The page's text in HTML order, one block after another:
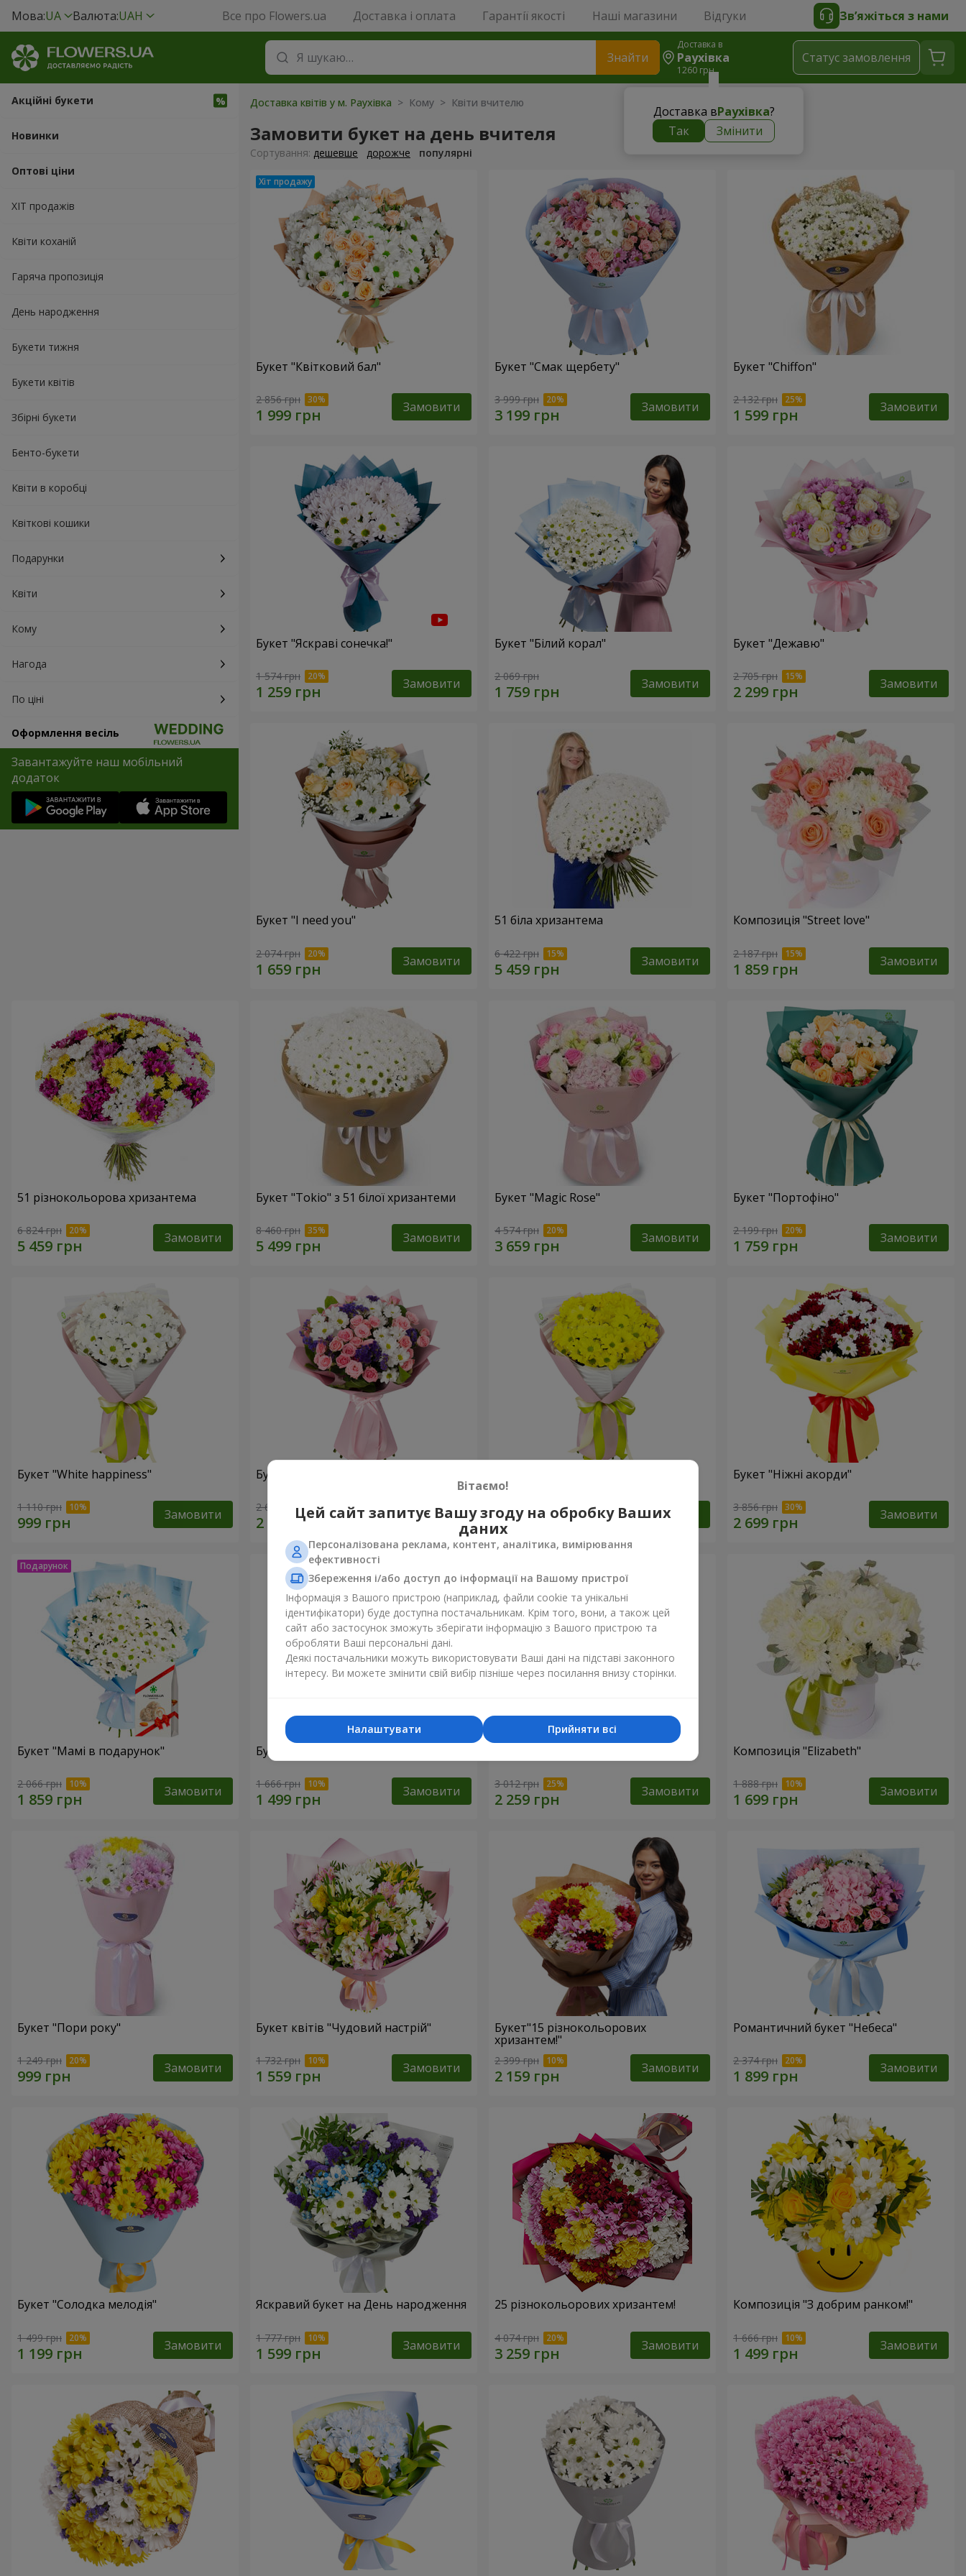
Мова:UA Валюта:UAH Все про Flowers.ua Доставка і оплата Гарантії якості Наші магазини Відгуки Зв’яжіться з нами
Знайти
Доставка в
Раухівка
1260 грн
Доставка вРаухівка?
Так
Змінити
Статус замовлення
Акційні букети
Новинки
Оптові ціни
ХІТ продажів
Квіти коханій
Гаряча пропозиція
День народження
Букети тижня
Букети квітів
Збірні букети
Бенто-букети
Квіти в коробці
Квіткові кошики
Подарунки
Квіти
Кому
Нагода
По ціні
Оформлення весіль
Завантажуйте наш мобільний
додаток
Доставка квітів у м. Раухівка > Кому > Квіти вчителю
Замовити букет на день вчителя
Сортування: дешевше дорожче популярні
Букет "Квітковий бал"
2 856 грн Замовити
Букет "Смак щербету"
3 999 грн Замовити
Букет "Chiffon"
2 132 грн Замовити
Букет "Яскраві сонечка!"
1 574 грн Замовити
Букет "Білий корал"
2 069 грн Замовити
Букет "Дежавю"
2 705 грн Замовити
Букет "I need you"
2 074 грн Замовити
51 біла хризантема
6 422 грн Замовити
Композиція "Street love"
2 187 грн Замовити
51 різнокольорова хризантема
6 824 грн Замовити
Букет "Tokio" з 51 білої хризантеми
8 460 грн Замовити
Букет "Magic Rose"
4 574 грн Замовити
Букет "Портофіно"
2 199 грн Замовити
Букет "White happiness"
1 110 грн Замовити
Букет "Ти прекрасна!"
2 666 грн Замовити 1 175 грн Замовити
Букет "Ніжні акорди"
3 856 грн Замовити
Букет "Мамі в подарунок"
2 066 грн Замовити
Букет "Сонечко моє"
1 666 грн Замовити 3 012 грн Замовити
Композиція "Elizabeth"
1 888 грн Замовити
Букет "Пори року"
1 249 грн Замовити
Букет квітів "Чудовий настрій"
1 732 грн Замовити
Букет"15 різнокольорових
хризантем!"
2 399 грн Замовити
Романтичний букет "Небеса"
2 374 грн Замовити
Букет "Солодка мелодія"
1 499 грн Замовити
Яскравий букет на День народження
1 777 грн Замовити
25 різнокольорових хризантем!
4 074 грн Замовити
Композиція "З добрим ранком!"
1 666 грн Замовити
Вітаємо!
Цей сайт запитує Вашу згоду на обробку Ваших
даних
Персоналізована реклама, контент, аналітика, вимірювання
ефективності
Збереження і/або доступ до інформації на Вашому пристрої
Інформація з Вашого пристрою (наприклад, файли cookie та унікальні
ідентифікатори) буде доступна постачальникам. Крім того, вони, а також цей
сайт або застосунок зможуть зберігати інформацію з Вашого пристрою та
обробляти Ваші персональні дані.
Деякі постачальники можуть використовувати Ваші дані на підставі законного
інтересу. Ви можете змінити свій вибір пізніше через посилання внизу сторінки.
Прийняти всі
Налаштувати